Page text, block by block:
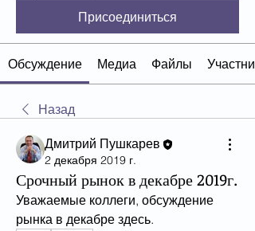
Присоединиться
Обсуждение Медиа Файлы
Назад
Дмитрий Пушкарев
2 декабря 2019 г.
Срочный рынок в декабре 2019г.
Уважаемые коллеги, обсуждение
рынка в декабре здесь.